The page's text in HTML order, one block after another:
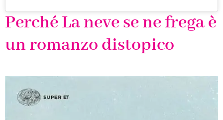
Perché La neve se ne frega è
un romanzo distopico